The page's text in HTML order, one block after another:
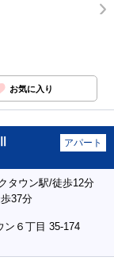
お気に入り
Ⅲ
アパート
タウン駅/徒歩12分
37分
ン６丁目 35-174